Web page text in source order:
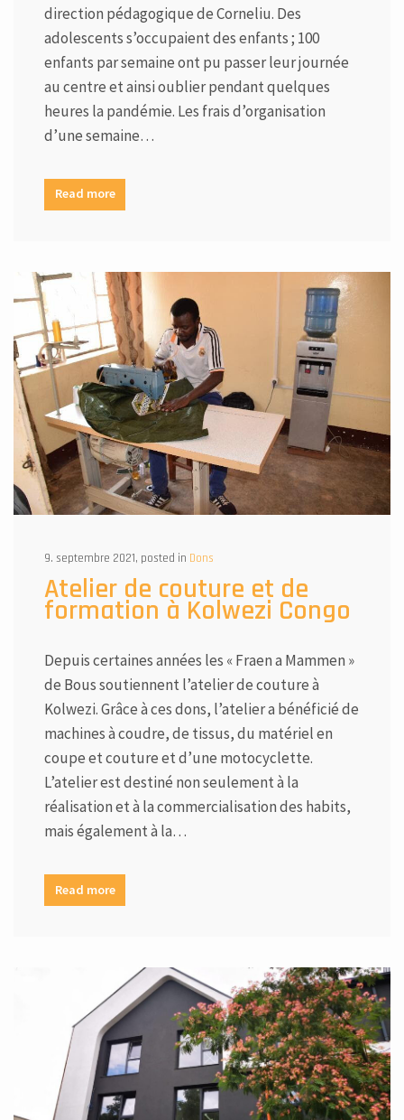
direction pédagogique de Corneliu. Des
adolescents s’occupaient des enfants ; 100
enfants par semaine ont pu passer leur journée
au centre et ainsi oublier pendant quelques
heures la pandémie. Les frais d’organisation
d’une semaine…
Read more
9. septembre 2021, posted in Dons
Atelier de couture et de
formation à Kolwezi Congo
Depuis certaines années les « Fraen a Mammen »
de Bous soutiennent l’atelier de couture à
Kolwezi. Grâce à ces dons, l’atelier a bénéficié de
machines à coudre, de tissus, du matériel en
coupe et couture et d’une motocyclette.
L’atelier est destiné non seulement à la
réalisation et à la commercialisation des habits,
mais également à la…
Read more